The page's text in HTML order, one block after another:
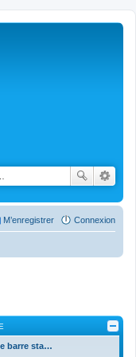
Connexion
M’enregistrer
barre sta…